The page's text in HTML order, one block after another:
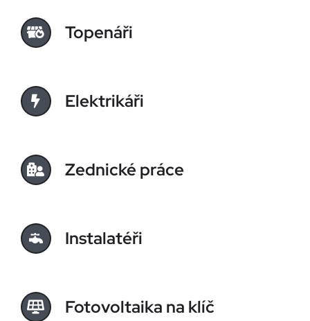
Topenáři
Elektrikáři
Zednické práce
Instalatéři
Fotovoltaika na klíč